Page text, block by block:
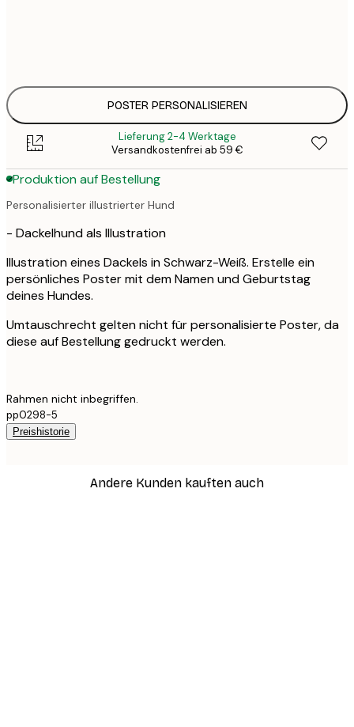
POSTER PERSONALISIEREN
Lieferung 2-4 Werktage
Versandkostenfrei ab 59 €
Produktion auf Bestellung
Personalisierter illustrierter Hund
- Dackelhund als Illustration
Illustration eines Dackels in Schwarz-Weiß. Erstelle ein
persönliches Poster mit dem Namen und Geburtstag
deines Hundes.
Umtauschrecht gelten nicht für personalisierte Poster, da
diese auf Bestellung gedruckt werden.
Rahmen nicht inbegriffen.
pp0298-5
Preishistorie
Andere Kunden kauften auch